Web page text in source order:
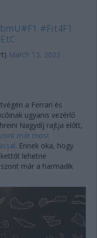
#F1 #Fit4F1
March 13, 2023
a Ferrari és
ugyanis vezérlő
Nagydíj rajtja előtt,
már most
. Ennek oka, hogy
lehetne
már a harmadik